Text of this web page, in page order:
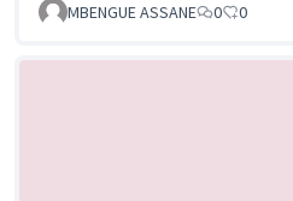
MBENGUE ASSANE
0 0